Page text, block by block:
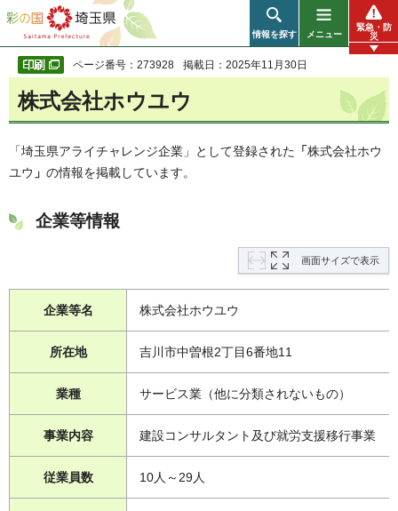
彩の国 埼玉県
情報を探す メニュー
緊急・防
災
ページ番号：273928 掲載日：2025年11月30日
株式会社ホウユウ
「埼玉県アライチャレンジ企業」として登録された 「株式会社ホウ
ユウ 」 の情報を掲載しています。
企業等情報
画面サイズで表示
企業等名 株式会社ホウユウ
所在地 吉川市中曽根2丁目6番地11
業種 サービス業（他に分類されないもの）
事業内容 建設コンサルタント及び就労支援移行事業
従業員数 10人～29人